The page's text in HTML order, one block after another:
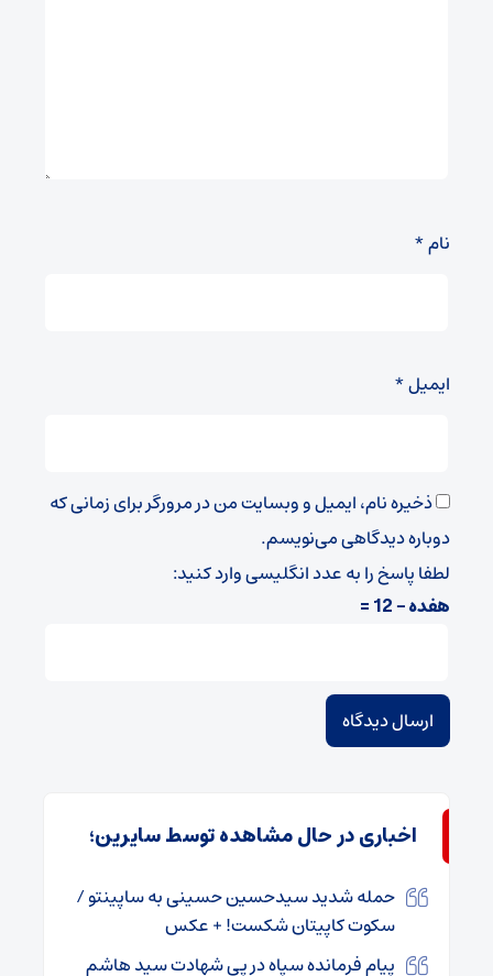
نام*
ایمیل*
ذخیره نام، ایمیل و وبسایت من در مرورگر برای زمانی که
دوباره دیدگاهی می‌نویسم.
لطفا پاسخ را به عدد انگلیسی وارد کنید:
هفده − 12 =
اخباری در حال مشاهده توسط سایرین؛
حمله شدید سیدحسین حسینی به ساپینتو /
سکوت کاپیتان شکست! + عکس
پیام فرمانده سپاه در پی شهادت سید هاشم